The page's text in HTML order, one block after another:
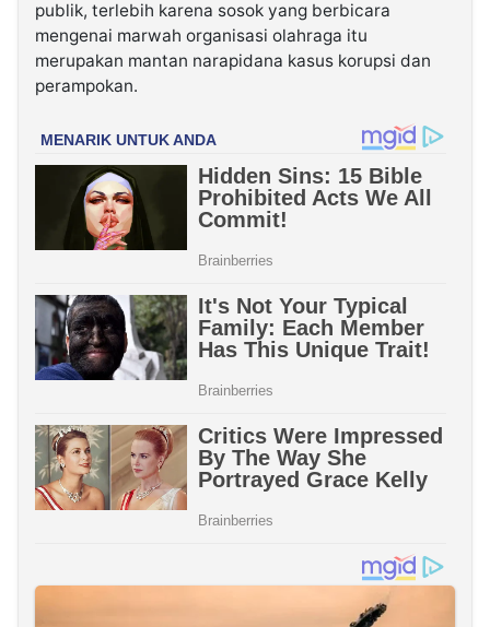
publik, terlebih karena sosok yang berbicara
mengenai marwah organisasi olahraga itu
merupakan mantan narapidana kasus korupsi dan
perampokan.